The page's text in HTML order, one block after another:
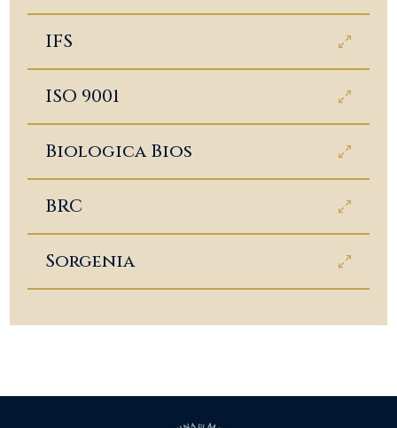
IFS
ISO 9001
Biologica Bios
BRC
Sorgenia